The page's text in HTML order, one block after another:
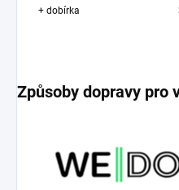
+ dobírka
Způsoby dopravy pro